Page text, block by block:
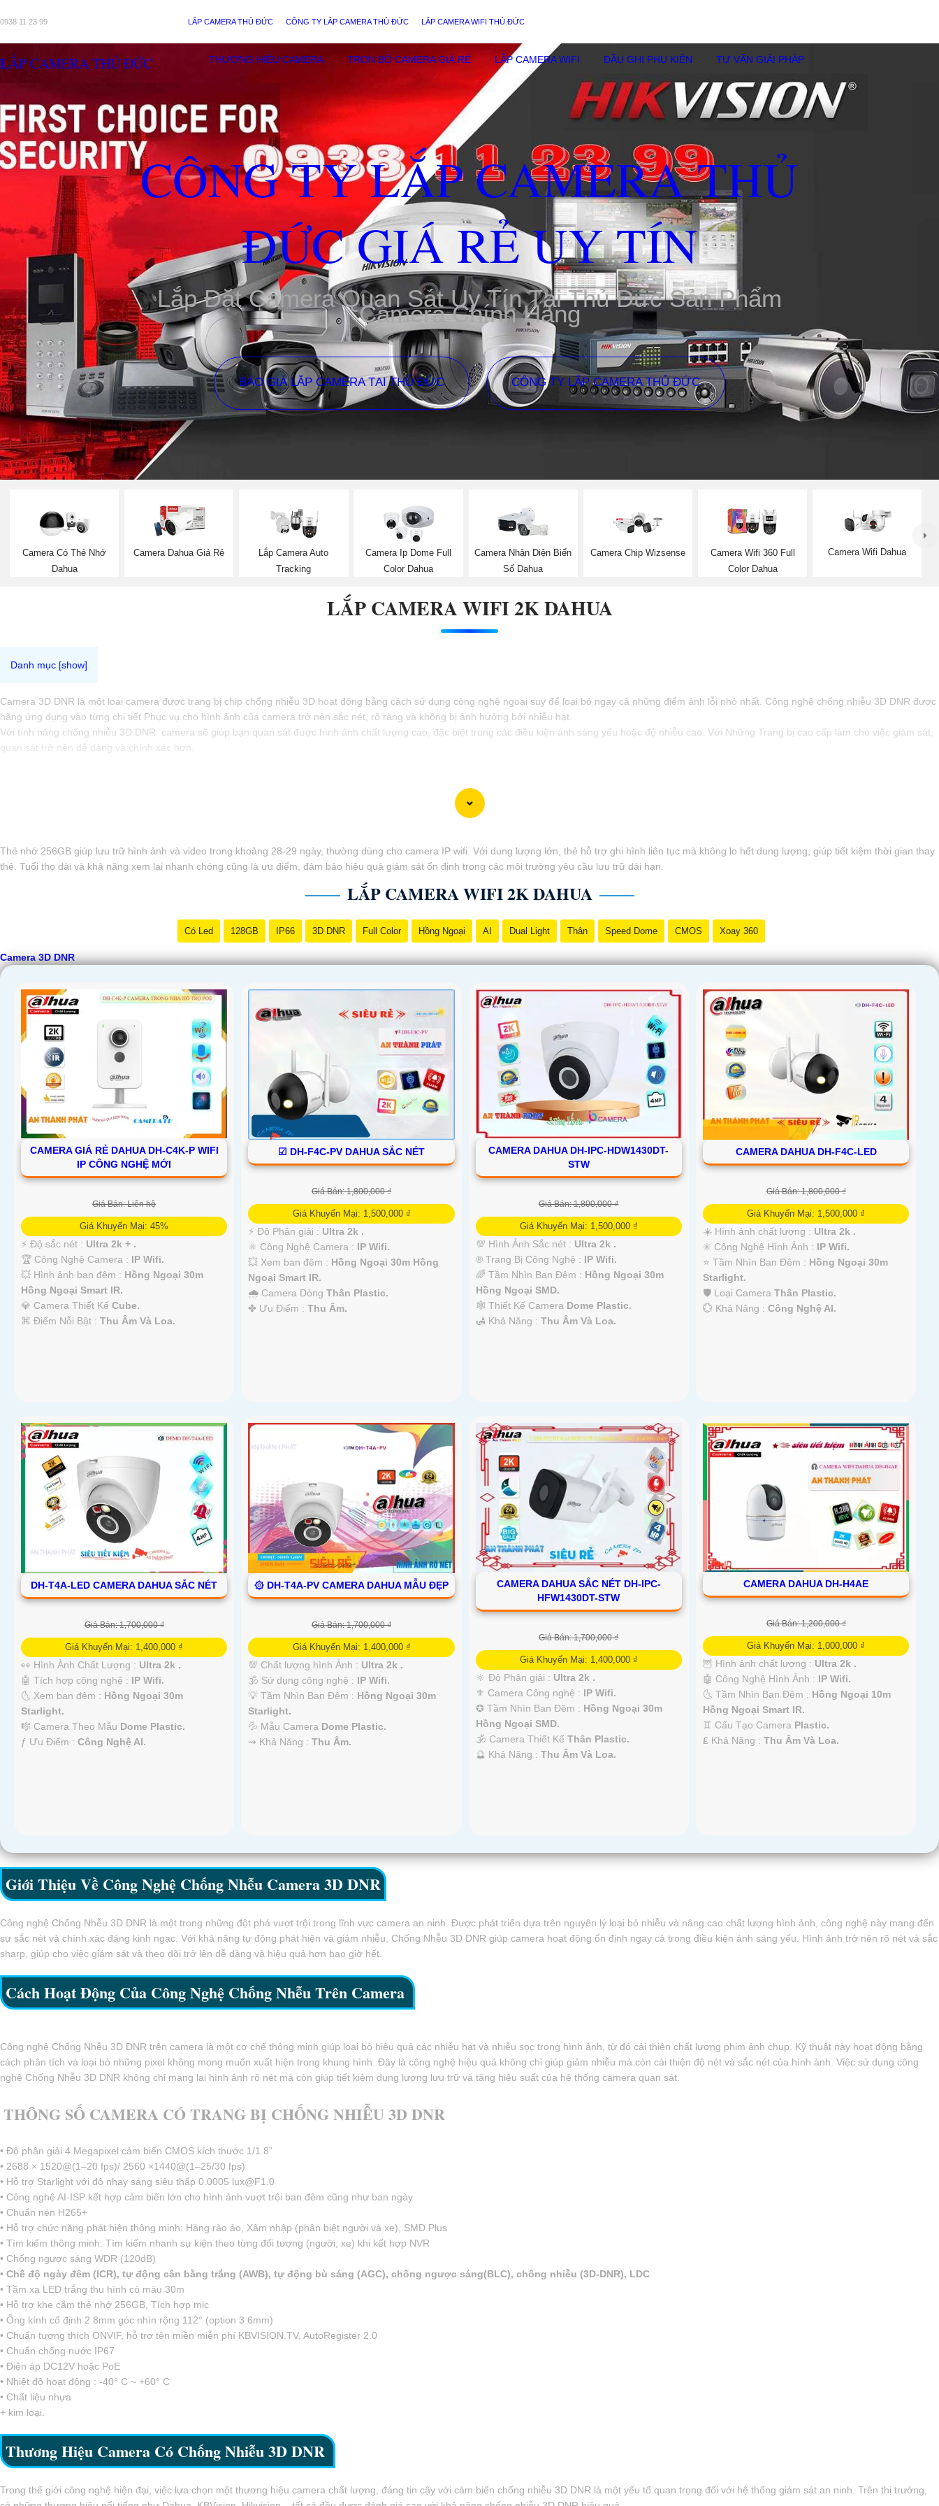
0938 11 23 99 LẮP CAMERA THỦ ĐỨC CÔNG TY LẮP CAMERA THỦ ĐỨC LẮP CAMERA WIFI THỦ ĐỨC
LẮP CAMERA THỦ ĐỨC THƯƠNG HIỆU CAMERA TRỌN BỘ CAMERA GIÁ RẺ LẮP CAMERA WIFI ĐẦU GHI PHỤ KIÊN TƯ VẤN GIẢI PHÁP
CÔNG TY LẮP CAMERA THỦ
ĐỨC GIÁ RẺ UY TÍN
Lắp Đặt Camera Quan Sát Uy Tín Tại Thủ Đức Sản Phẩm
Camera Chính Hãng
BÁO GIÁ LẮP CAMERA TẠI THỦ ĐỨC CÔNG TY LẮP CAMERA THỦ ĐỨC
Camera Có Thẻ Nhớ
Dahua
Camera Dahua Giá Rẻ
Lắp Camera Auto
Tracking
Camera Ip Dome Full
Color Dahua
Camera Nhận Diện Biển
Số Dahua
Camera Chip Wizsense
Camera Wifi 360 Full
Color Dahua
Camera Wifi Dahua
LẮP CAMERA WIFI 2K DAHUA
Camera 3D DNR là một loại camera được trang bị chip chống nhiễu 3D hoạt động bằng cách sử dụng công nghệ ngoại suy để loại bỏ ngay cả những điểm ảnh lỗi nhỏ nhất. Công nghệ chống nhiễu 3D DNR được
hãng ứng dụng vào từng chi tiết Phục vụ cho hình ảnh của camera trở nên sắc nét, rõ ràng và không bị ảnh hưởng bởi nhiễu hạt.
Với tính năng chống nhiễu 3D DNR camera sẽ giúp bạn quan sát được hình ảnh chất lượng cao, đặc biệt trong các điều kiện ánh sáng yếu hoặc độ nhiễu cao. Với Những Trang bị cao cấp làm cho việc giám sát,
quan sát trở nên dễ dàng và chính xác hơn.
Thẻ nhớ 256GB giúp lưu trữ hình ảnh và video trong khoảng 28-29 ngày, thường dùng cho camera IP wifi. Với dung lượng lớn, thẻ hỗ trợ ghi hình liên tục mà không lo hết dung lượng, giúp tiết kiệm thời gian thay
thẻ. Tuổi thọ dài và khả năng xem lại nhanh chóng cũng là ưu điểm, đảm bảo hiệu quả giám sát ổn định trong các môi trường yêu cầu lưu trữ dài hạn.
LẮP CAMERA WIFI 2K DAHUA
Có Led 128GB IP66 3D DNR Full Color Hồng Ngoại AI Dual Light Thân Speed Dome CMOS Xoay 360
Camera 3D DNR
CAMERA GIÁ RẺ DAHUA DH-C4K-P WIFI
IP CÔNG NGHỆ MỚI
Giá Bán: Liên hệ
Giá Khuyến Mại: 45%
️⚡ Độ sắc nét : Ultra 2k + .
🏆 Công Nghệ Camera : IP Wifi.
💥 Hình ảnh ban đêm : Hồng Ngoại 30m
Hồng Ngoại Smart IR.
💎 Camera Thiết Kế Cube.
️⌘ Điểm Nỗi Bật : Thu Âm Và Loa.
☑ DH-F4C-PV DAHUA SẮC NÉT
Giá Bán: 1,800,000 ₫
Giá Khuyến Mại: 1,500,000 ₫
️⚡ Độ Phân giải : Ultra 2k .
⚛️ Công Nghệ Camera : IP Wifi.
💥 Xem ban đêm : Hồng Ngoại 30m Hồng
Ngoại Smart IR.
🌧️ Camera DòngThân Plastic.
️✤ Ưu Điểm :Thu Âm.
CAMERA DAHUA DH-IPC-HDW1430DT-
STW
Giá Bán: 1,800,000 ₫
Giá Khuyến Mại: 1,500,000 ₫
💯 Hình Ảnh Sắc nét : Ultra 2k .
®️ Trang Bị Công Nghệ : IP Wifi.
🌈 Tầm Nhìn Ban Đêm : Hồng Ngoại 30m
Hồng Ngoại SMD.
🕸️ Thiết Kế Camera Dome Plastic.
️🛃 Khả Năng : Thu Âm Và Loa.
CAMERA DAHUA DH-F4C-LED
Giá Bán: 1,800,000 ₫
Giá Khuyến Mại: 1,500,000 ₫
☀️ Hình ảnh chất lượng : Ultra 2k .
✳️ Công Nghệ Hình Ảnh : IP Wifi.
⭐ Tầm Nhìn Ban Đêm : Hồng Ngoại 30m
Starlight.
🛡 Loại CameraThân Plastic.
️💮 Khả Năng :Công Nghệ AI.
DH-T4A-LED CAMERA DAHUA SẮC NÉT
Giá Bán: 1,700,000 ₫
Giá Khuyến Mại: 1,400,000 ₫
👀 Hình Ành Chất Lượng : Ultra 2k .
🤖️ Tích hợp công nghệ : IP Wifi.
🌜 Xem ban đêm : Hồng Ngoại 30m
Starlight.
🎼️ Camera Theo Mẫu Dome Plastic.
️ƒ Ưu Điểm : Công Nghệ AI.
۞ DH-T4A-PV CAMERA DAHUA MẪU ĐẸP
Giá Bán: 1,700,000 ₫
Giá Khuyến Mại: 1,400,000 ₫
💯 Chất lượng hình Ảnh : Ultra 2k .
🕉️ Sử dụng công nghệ : IP Wifi.
💡 Tầm Nhìn Ban Đêm : Hồng Ngoại 30m
Starlight.
💦 Mẫu Camera Dome Plastic.
️⇝ Khả Năng :Thu Âm.
CAMERA DAHUA SẮC NÉT DH-IPC-
HFW1430DT-STW
Giá Bán: 1,700,000 ₫
Giá Khuyến Mại: 1,400,000 ₫
🔆 Độ Phân giải : Ultra 2k .
⚜️ Camera Công nghệ : IP Wifi.
✪ Tầm Nhìn Ban Đêm : Hồng Ngoại 30m
Hồng Ngoại SMD.
🕉️ Camera Thiết Kế Thân Plastic.
️🔮 Khả Năng : Thu Âm Và Loa.
CAMERA DAHUA DH-H4AE
Giá Bán: 1,200,000 ₫
Giá Khuyến Mại: 1,000,000 ₫
🦉 Hình ảnh chất lượng : Ultra 2k .
🤖️ Công Nghệ Hình Ảnh : IP Wifi.
🌜 Tầm Nhìn Ban Đêm : Hồng Ngoại 10m
Hồng Ngoại Smart IR.
♊ Cấu Tạo Camera Plastic.
️₤ Khả Năng :Thu Âm Và Loa.
Giới Thiệu Về Công Nghệ Chống Nhễu Camera 3D DNR
Công nghệ Chống Nhễu 3D DNR là một trong những đột phá vượt trội trong lĩnh vực camera an ninh. Được phát triển dựa trên nguyên lý loại bỏ nhiễu và nâng cao chất lượng hình ảnh, công nghệ này mang đến
sự sắc nét và chính xác đáng kinh ngạc. Với khả năng tự động phát hiện và giảm nhiễu, Chống Nhễu 3D DNR giúp camera hoạt động ổn định ngay cả trong điều kiện ánh sáng yếu. Hình ảnh trở nên rõ nét và sắc
sharp, giúp cho việc giám sát và theo dõi trở lên dễ dàng và hiệu quả hơn bao giờ hết.
Cách Hoạt Động Của Công Nghệ Chống Nhễu Trên Camera
Công nghệ Chống Nhễu 3D DNR trên camera là một cơ chế thông minh giúp loại bỏ hiệu quả các nhiễu hạt và nhiễu sọc trong hình ảnh, từ đó cải thiện chất lượng phim ảnh chụp. Kỹ thuật này hoạt động bằng
cách phân tích và loại bỏ những pixel không mong muốn xuất hiện trong khung hình. Đây là công nghệ hiệu quả không chỉ giúp giảm nhiễu mà còn cải thiện độ nét và sắc nét của hình ảnh. Việc sử dụng công
nghệ Chống Nhễu 3D DNR không chỉ mang lại hình ảnh rõ nét mà còn giúp tiết kiệm dung lượng lưu trữ và tăng hiệu suất của hệ thống camera quan sát.
THÔNG SỐ CAMERA CÓ TRANG BỊ CHỐNG NHIỄU 3D DNR
• Độ phân giải 4 Megapixel cảm biến CMOS kích thước 1/1.8”
• 2688 × 1520@(1–20 fps)/ 2560 ×1440@(1–25/30 fps)
• Hỗ trợ Starlight với độ nhạy sáng siêu thấp 0.0005 lux@F1.0
• Công nghệ AI-ISP kết hợp cảm biến lớn cho hình ảnh vượt trội ban đêm cũng như ban ngày
• Chuẩn nén H265+
• Hỗ trợ chức năng phát hiện thông minh: Hàng rào ảo, Xâm nhập (phân biệt người và xe), SMD Plus
• Tìm kiếm thông minh: Tìm kiếm nhanh sự kiện theo từng đối tượng (người, xe) khi kết hợp NVR
• Chống ngược sáng WDR (120dB)
• Chế độ ngày đêm (ICR), tự động cân bằng trắng (AWB), tự động bù sáng (AGC), chống ngược sáng(BLC), chống nhiễu (3D-DNR), LDC
• Tầm xa LED trắng thu hình có màu 30m
• Hỗ trợ khe cắm thẻ nhớ 256GB, Tích hợp mic
• Ống kính cố định 2.8mm góc nhìn rộng 112° (option 3.6mm)
• Chuẩn tương thích ONVIF, hỗ trợ tên miền miễn phí KBVISION.TV, AutoRegister 2.0
• Chuẩn chống nước IP67
• Điện áp DC12V hoặc PoE
• Nhiệt độ hoạt động : -40° C ~ +60° C
• Chất liệu nhựa
+ kim loại.
Thương Hiệu Camera Có Chống Nhiễu 3D DNR
Trong thế giới công nghệ hiện đại, việc lựa chọn một thương hiệu camera chất lượng, đáng tin cậy với cảm biến chống nhiễu 3D DNR là một yếu tố quan trọng đối với hệ thống giám sát an ninh. Trên thị trường,